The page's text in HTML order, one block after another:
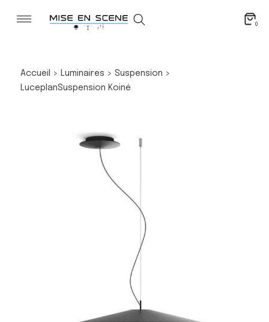
0
Accueil > Luminaires > Suspension >
LuceplanSuspension Koiné